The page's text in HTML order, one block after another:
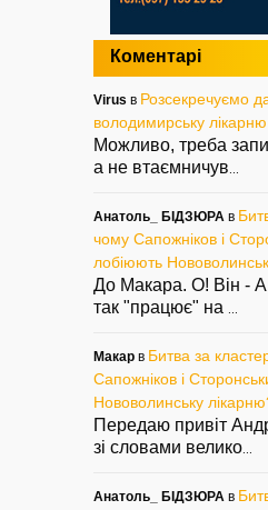
Коментарі
Virus в Розсекречуємо
володимирську лікарню
Можливо, треба
а не втаємничув...
Анатоль_ БІДЗЮРА в
чому Сапожніков і
лобіюють
До Макара. О! Він -
так "працює" на ...
Макар в Битва за
Сапожніков і
Нововолинську
Передаю привіт
зі словами велико...
Анатоль_ БІДЗЮРА в